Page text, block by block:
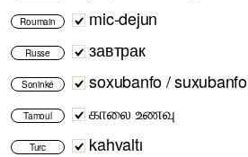
Roumain mic-dejun
Russe завтрак
Soninké soxubanfo / suxubanfo
Tamoul காலை உணவு
Turc kahvaltı